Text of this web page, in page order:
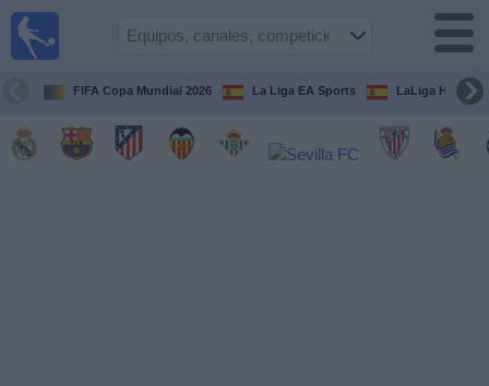
FIFA Copa Mundial 2026 La Liga EA Sports LaLiga
Guía de
Televisados